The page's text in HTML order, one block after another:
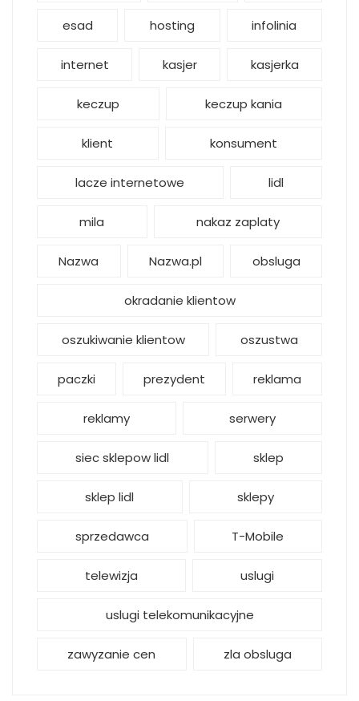
esad hosting infolinia
internet kasjer kasjerka
keczup keczup kania
klient konsument
lacze internetowe lidl
mila nakaz zaplaty
Nazwa Nazwa.pl obsluga
okradanie klientow
oszukiwanie klientow oszustwa
paczki prezydent reklama
reklamy serwery
siec sklepow lidl sklep
sklep lidl sklepy
sprzedawca T-Mobile
telewizja uslugi
uslugi telekomunikacyjne
zawyzanie cen zla obsluga